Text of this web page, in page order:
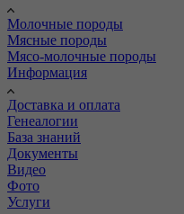
Молочные породы
Мясные породы
Мясо-молочные породы
Информация
Доставка и оплата
Генеалогии
База знаний
Документы
Видео
Фото
Услуги